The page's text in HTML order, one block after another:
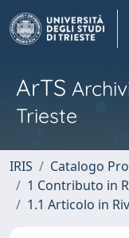
ArTS
Trieste
IRIS
Catalogo
1 Contributo in
1.1 Articolo in